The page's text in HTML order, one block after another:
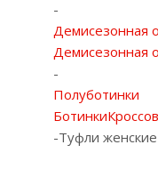
-
Демисезонная
Демисезонная
-
Полуботинки
Ботинки
-Туфли